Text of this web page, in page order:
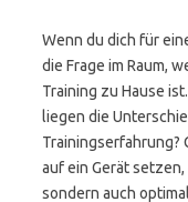
Wenn du dich für
die Frage im Raum,
Training zu Hause
liegen die
Trainingserfahrung?
auf ein Gerät
sondern auch